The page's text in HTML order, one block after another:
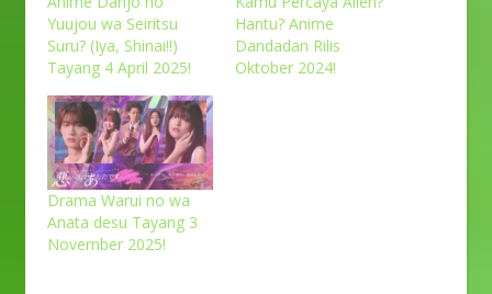
Yuujou wa Seiritsu
Suru? (Iya, Shinai!!)
Tayang 4 April 2025!
Hantu? Anime
Dandadan Rilis
Oktober 2024!
Drama Warui no wa
Anata desu Tayang 3
November 2025!